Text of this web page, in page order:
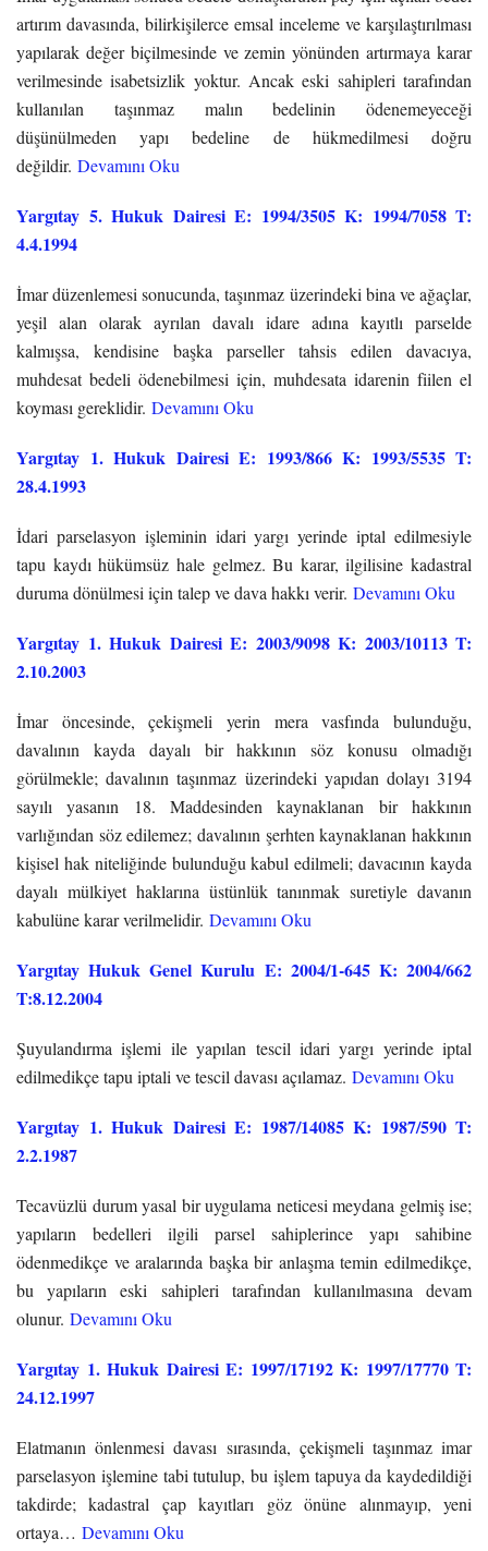
artırım davasında, bilirkişilerce emsal inceleme ve karşılaştırılması
yapılarak değer biçilmesinde ve zemin yönünden artırmaya karar
verilmesinde isabetsizlik yoktur. Ancak eski sahipleri tarafından
kullanılan taşınmaz malın bedelinin ödenemeyeceği
düşünülmeden yapı bedeline de hükmedilmesi doğru
değildir. Devamını Oku
Yargıtay 5. Hukuk Dairesi E: 1994/3505 K: 1994/7058 T:
4.4.1994
İmar düzenlemesi sonucunda, taşınmaz üzerindeki bina ve ağaçlar,
yeşil alan olarak ayrılan davalı idare adına kayıtlı parselde
kalmışsa, kendisine başka parseller tahsis edilen davacıya,
muhdesat bedeli ödenebilmesi için, muhdesata idarenin fiilen el
koyması gereklidir. Devamını Oku
Yargıtay 1. Hukuk Dairesi E: 1993/866 K: 1993/5535 T:
28.4.1993
İdari parselasyon işleminin idari yargı yerinde iptal edilmesiyle
tapu kaydı hükümsüz hale gelmez. Bu karar, ilgilisine kadastral
duruma dönülmesi için talep ve dava hakkı verir. Devamını Oku
Yargıtay 1. Hukuk Dairesi E: 2003/9098 K: 2003/10113 T:
2.10.2003
İmar öncesinde, çekişmeli yerin mera vasfında bulunduğu,
davalının kayda dayalı bir hakkının söz konusu olmadığı
görülmekle; davalının taşınmaz üzerindeki yapıdan dolayı 3194
sayılı yasanın 18. Maddesinden kaynaklanan bir hakkının
varlığından söz edilemez; davalının şerhten kaynaklanan hakkının
kişisel hak niteliğinde bulunduğu kabul edilmeli; davacının kayda
dayalı mülkiyet haklarına üstünlük tanınmak suretiyle davanın
kabulüne karar verilmelidir. Devamını Oku
Yargıtay Hukuk Genel Kurulu E: 2004/1-645 K: 2004/662
T:8.12.2004
Şuyulandırma işlemi ile yapılan tescil idari yargı yerinde iptal
edilmedikçe tapu iptali ve tescil davası açılamaz. Devamını Oku
Yargıtay 1. Hukuk Dairesi E: 1987/14085 K: 1987/590 T:
2.2.1987
Tecavüzlü durum yasal bir uygulama neticesi meydana gelmiş ise;
yapıların bedelleri ilgili parsel sahiplerince yapı sahibine
ödenmedikçe ve aralarında başka bir anlaşma temin edilmedikçe,
bu yapıların eski sahipleri tarafından kullanılmasına devam
olunur. Devamını Oku
Yargıtay 1. Hukuk Dairesi E: 1997/17192 K: 1997/17770 T:
24.12.1997
Elatmanın önlenmesi davası sırasında, çekişmeli taşınmaz imar
parselasyon işlemine tabi tutulup, bu işlem tapuya da kaydedildiği
takdirde; kadastral çap kayıtları göz önüne alınmayıp, yeni
ortaya… Devamını Oku